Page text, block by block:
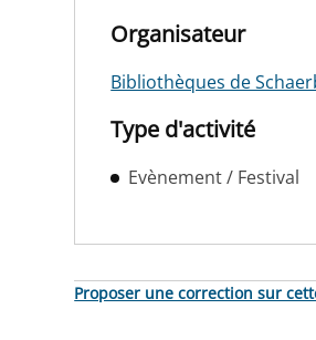
Organisateur
Bibliothèques de
Type d'activité
Evènement / Festival
Proposer une correction sur